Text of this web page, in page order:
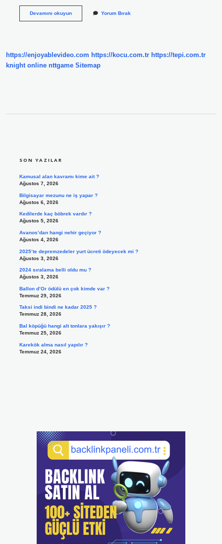
Devamını okuyunNikah
Yorum Bırak
https://enjoyablevideo.com https://kocu.com.tr https://tepi.com.tr
knight online nttgame Sitemap
SON YAZILAR
Kamusal alan kavramı kime ait ?
Ağustos 7, 2026
Bilgisayar mezunu ne iş yapar ?
Ağustos 6, 2026
Kedilerde kaç böbrek vardır ?
Ağustos 5, 2026
Avanos’dan hangi nehir geçiyor ?
Ağustos 4, 2026
2025’te depremzedeler yurt ücreti ödeyecek mi ?
Ağustos 3, 2026
2024 sıralama belli oldu mu ?
Ağustos 3, 2026
Ballon d’Or ödülü en çok kimde var ?
Temmuz 29, 2026
Taksi indi bindi ne kadar 2025 ?
Temmuz 28, 2026
Bal köpüğü hangi alt tonlara yakışır ?
Temmuz 25, 2026
Karekök alma nasıl yapılır ?
Temmuz 24, 2026